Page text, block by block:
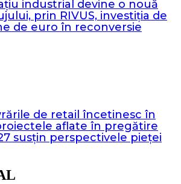
industrial devine o nouă
prin RIVUS, investiția de
de euro în reconversie
de retail încetinesc în
aflate în pregătire
susțin perspectivele pieței